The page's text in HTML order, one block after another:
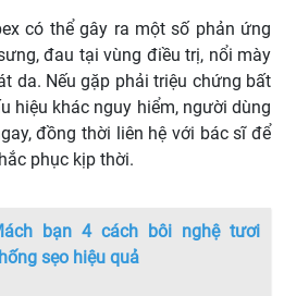
có thể gây ra một số phản ứng
đau tại vùng điều trị, nổi mày
da. Nếu gặp phải triệu chứng bất
hiệu khác nguy hiểm, người dùng
đồng thời liên hệ với bác sĩ để
phục kịp thời.
bạn 4 cách bôi nghệ tươi
sẹo hiệu quả